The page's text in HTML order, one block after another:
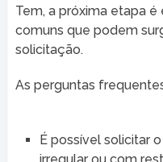
Tem, a próxima etapa
comuns que podem
solicitação.
As perguntas
É possível solicitar